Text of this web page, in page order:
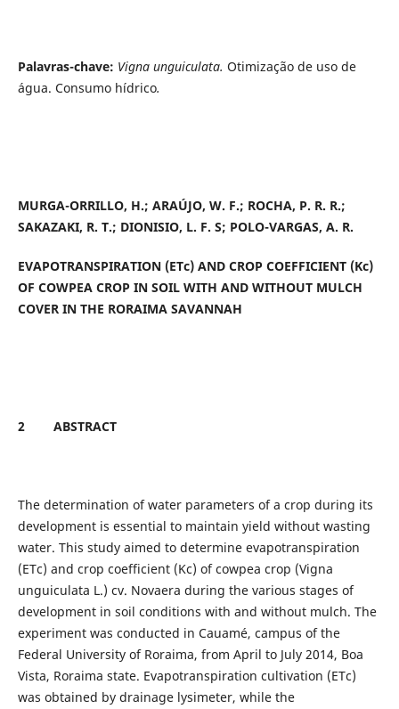
Palavras-chave: Vigna unguiculata. Otimização de uso de
água. Consumo hídrico.
MURGA-ORRILLO, H.; ARAÚJO, W. F.; ROCHA, P. R. R.;
SAKAZAKI, R. T.; DIONISIO, L. F. S; POLO-VARGAS, A. R.
EVAPOTRANSPIRATION (ETc) AND CROP COEFFICIENT (Kc)
OF COWPEA CROP IN SOIL WITH AND WITHOUT MULCH
COVER IN THE RORAIMA SAVANNAH
2 ABSTRACT
The determination of water parameters of a crop during its
development is essential to maintain yield without wasting
water. This study aimed to determine evapotranspiration
(ETc) and crop coefficient (Kc) of cowpea crop (Vigna
unguiculata L.) cv. Novaera during the various stages of
development in soil conditions with and without mulch. The
experiment was conducted in Cauamé, campus of the
Federal University of Roraima, from April to July 2014, Boa
Vista, Roraima state. Evapotranspiration cultivation (ETc)
was obtained by drainage lysimeter, while the